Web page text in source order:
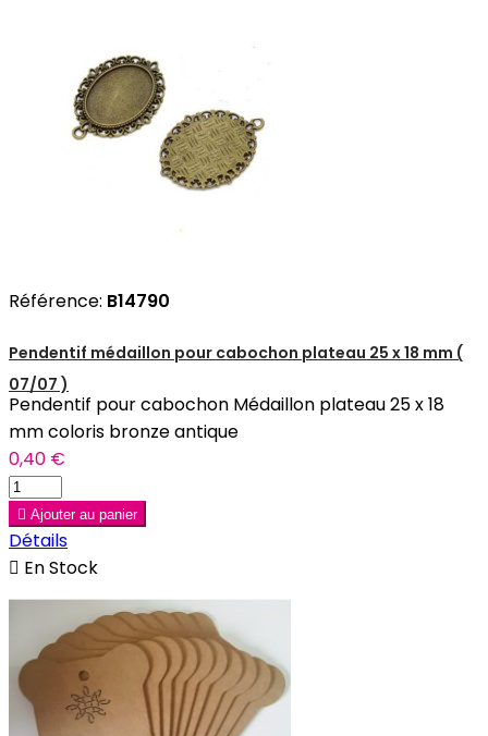
Référence: B14790
Pendentif médaillon pour cabochon plateau 25 x 18 mm (
07/07 )
Pendentif pour cabochon Médaillon plateau 25 x 18
mm coloris bronze antique
0,40 €
 Ajouter au panier
Détails
 En Stock